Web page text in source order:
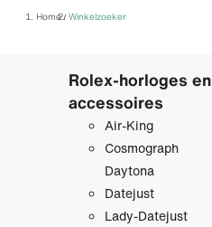
Home/ Winkelzoeker
Rolex-horloges en
accessoires
Air-King
Cosmograph
Daytona
Datejust
Lady-Datejust